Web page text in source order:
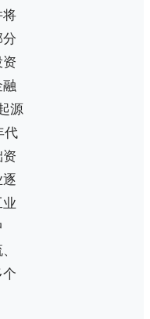
将
分
源
代
资
逐
业